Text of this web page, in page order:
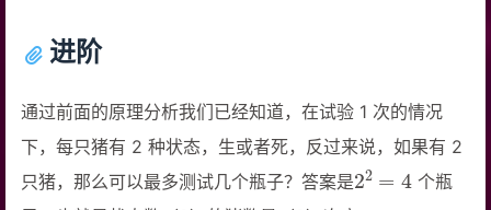
进阶
通过前面的原理分析我们已经知道，在试验 1 次的情况
下，每只猪有 2 种状态，生或者死，反过来说，如果有 2
只猪，那么可以最多测试几个瓶子？答案是22 4 个瓶